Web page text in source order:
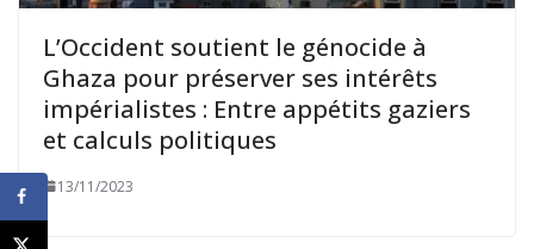
L’Occident soutient le génocide à
Ghaza pour préserver ses intérêts
impérialistes : Entre appétits gaziers
et calculs politiques
13/11/2023